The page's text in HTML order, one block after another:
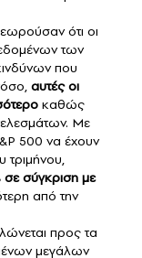
ότι οι
των
που
αυτές οι
καθώς
Με
500 να έχουν
τριμήνου,
σε σύγκριση με
από την
προς τα
μεγάλων